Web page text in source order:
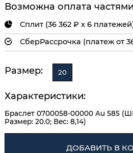
Возможна оплата
Сплит (36 362 ₽ х 6
СберРассрочка (платеж от
Размер: 20
Характеристики:
Браслет 0700058-00000 Au 585
Размер: 20.0; Вес: 8,14)
ДОБАВИТЬ В